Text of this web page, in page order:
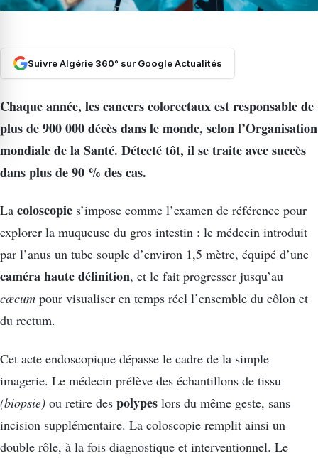
Suivre Algérie 360° sur Google Actualités
Chaque année, les cancers colorectaux est responsable de
plus de 900 000 décès dans le monde, selon l’Organisation
mondiale de la Santé. Détecté tôt, il se traite avec succès
dans plus de 90 % des cas.
La coloscopie s’impose comme l’examen de référence pour
explorer la muqueuse du gros intestin : le médecin introduit
par l’anus un tube souple d’environ 1,5 mètre, équipé d’une
caméra haute définition, et le fait progresser jusqu’au
cæcum pour visualiser en temps réel l’ensemble du côlon et
du rectum.
Cet acte endoscopique dépasse le cadre de la simple
imagerie. Le médecin prélève des échantillons de tissu
(biopsie) ou retire des polypes lors du même geste, sans
incision supplémentaire. La coloscopie remplit ainsi un
double rôle, à la fois diagnostique et interventionnel. Le